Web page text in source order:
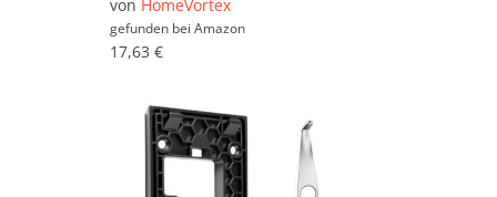
von HomeVortex
gefunden bei Amazon
17,63 €